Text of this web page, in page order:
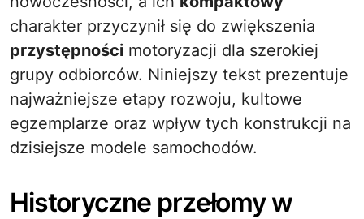
charakter przyczynił się do zwiększenia
przystępności motoryzacji dla szerokiej
grupy odbiorców. Niniejszy tekst prezentuje
najważniejsze etapy rozwoju, kultowe
egzemplarze oraz wpływ tych konstrukcji na
dzisiejsze modele samochodów.
Historyczne przełomy w